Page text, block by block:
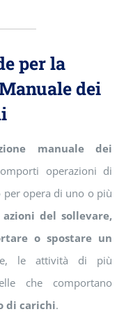
per la
dei
manuale dei
operazioni di
opera di uno o più
del sollevare,
o spostare un
le attività di più
che comportano
di carichi.